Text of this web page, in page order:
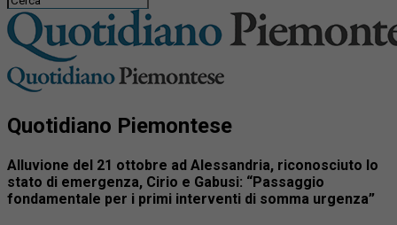
Quotidiano Piemontese
Alluvione del 21 ottobre ad Alessandria, riconosciuto lo
stato di emergenza, Cirio e Gabusi: “Passaggio
fondamentale per i primi interventi di somma urgenza”